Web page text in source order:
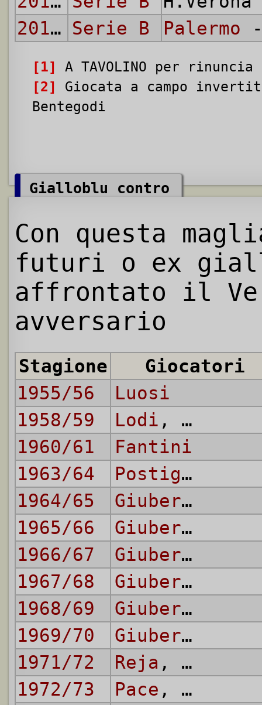
2018/19 Serie B Palermo
[1]
A TAVOLINO per
[2]
Giocata a campo
Bentegodi
Gialloblu contro
Con questa
futuri o ex
affrontato il
avversario
Stagione
Giocatori
1955/56
Luosi
1958/59
Lodi , Perli
1960/61
Fantini
1963/64
Postiglione
1964/65
Giubertoni
1965/66
Giubertoni
1966/67
Giubertoni
1967/68
Giubertoni
1968/69
Giubertoni
1969/70
Giubertoni
1971/72
Reja , Vanello
1972/73
Pace , Reja